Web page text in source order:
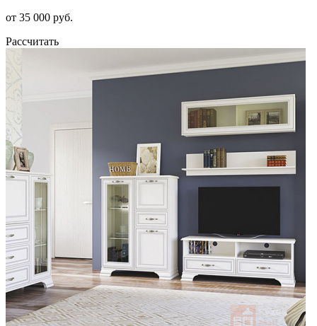
от 35 000 руб.
Рассчитать